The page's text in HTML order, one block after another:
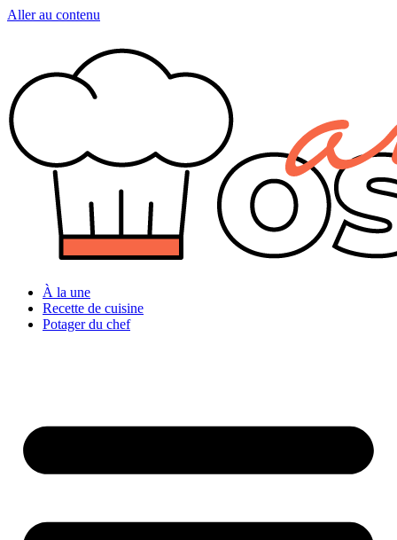
Aller au contenu
À la une
Recette de cuisine
Potager du chef